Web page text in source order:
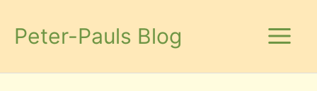
InhaltPeter-Pauls Blog